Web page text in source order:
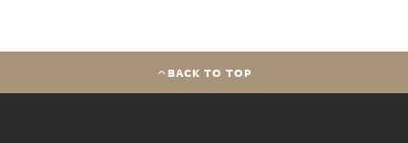
BACK TO TOP